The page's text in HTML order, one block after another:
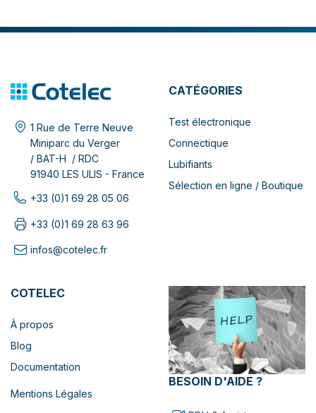
1 Rue de Terre Neuve
Miniparc du Verger
/ BAT-H / RDC
91940 LES ULIS - France
+33 (0)1 69 28 05 06
+33 (0)1 69 28 63 96
infos@cotelec.fr
CATÉGORIES
Test électronique
Connectique
Lubifiants
Sélection en ligne / Boutique
COTELEC
À propos
Blog
Documentation
Mentions Légales
BESOIN D'AIDE ?